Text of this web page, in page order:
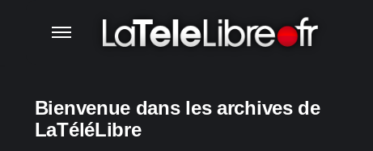
Bienvenue dans les archives de
LaTéléLibre